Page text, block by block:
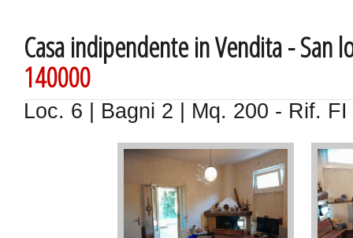
Casa indipendente in Vendita - San
140000
Loc. 6 | Bagni 2 | Mq. 200 - Rif. FI